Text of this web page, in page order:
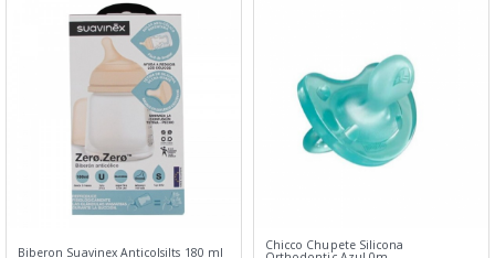
Biberon Suavinex Anticolsilts 180 ml Chicco Chupete Silicona